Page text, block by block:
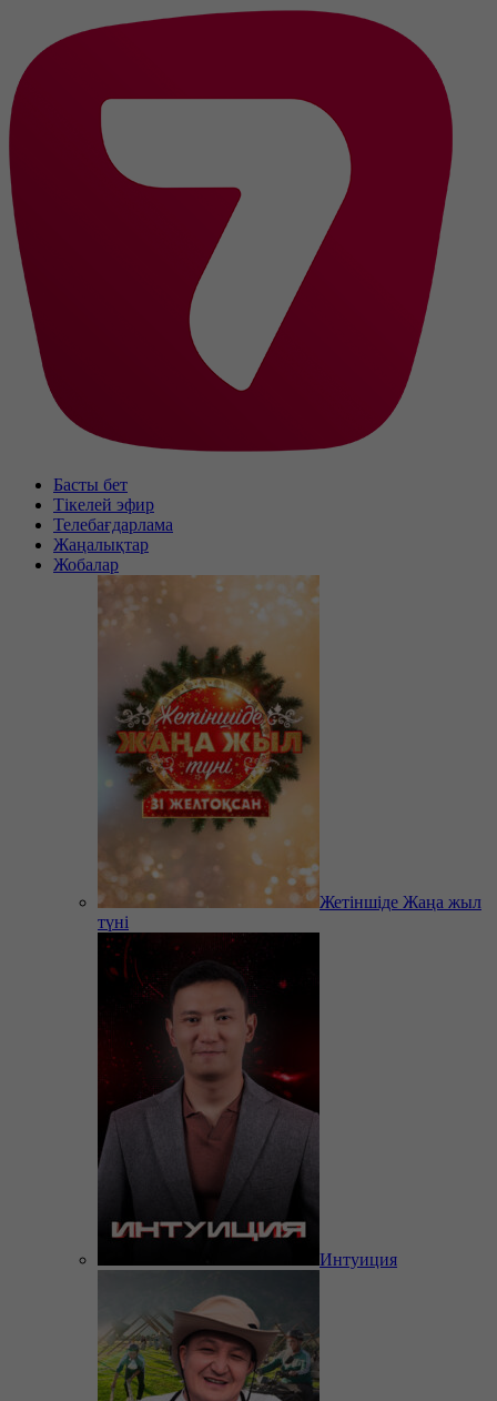
Басты бет
Тікелей эфир
Телебағдарлама
Жаңалықтар
Жобалар
Жетіншіде Жаңа жыл
түні
Интуиция